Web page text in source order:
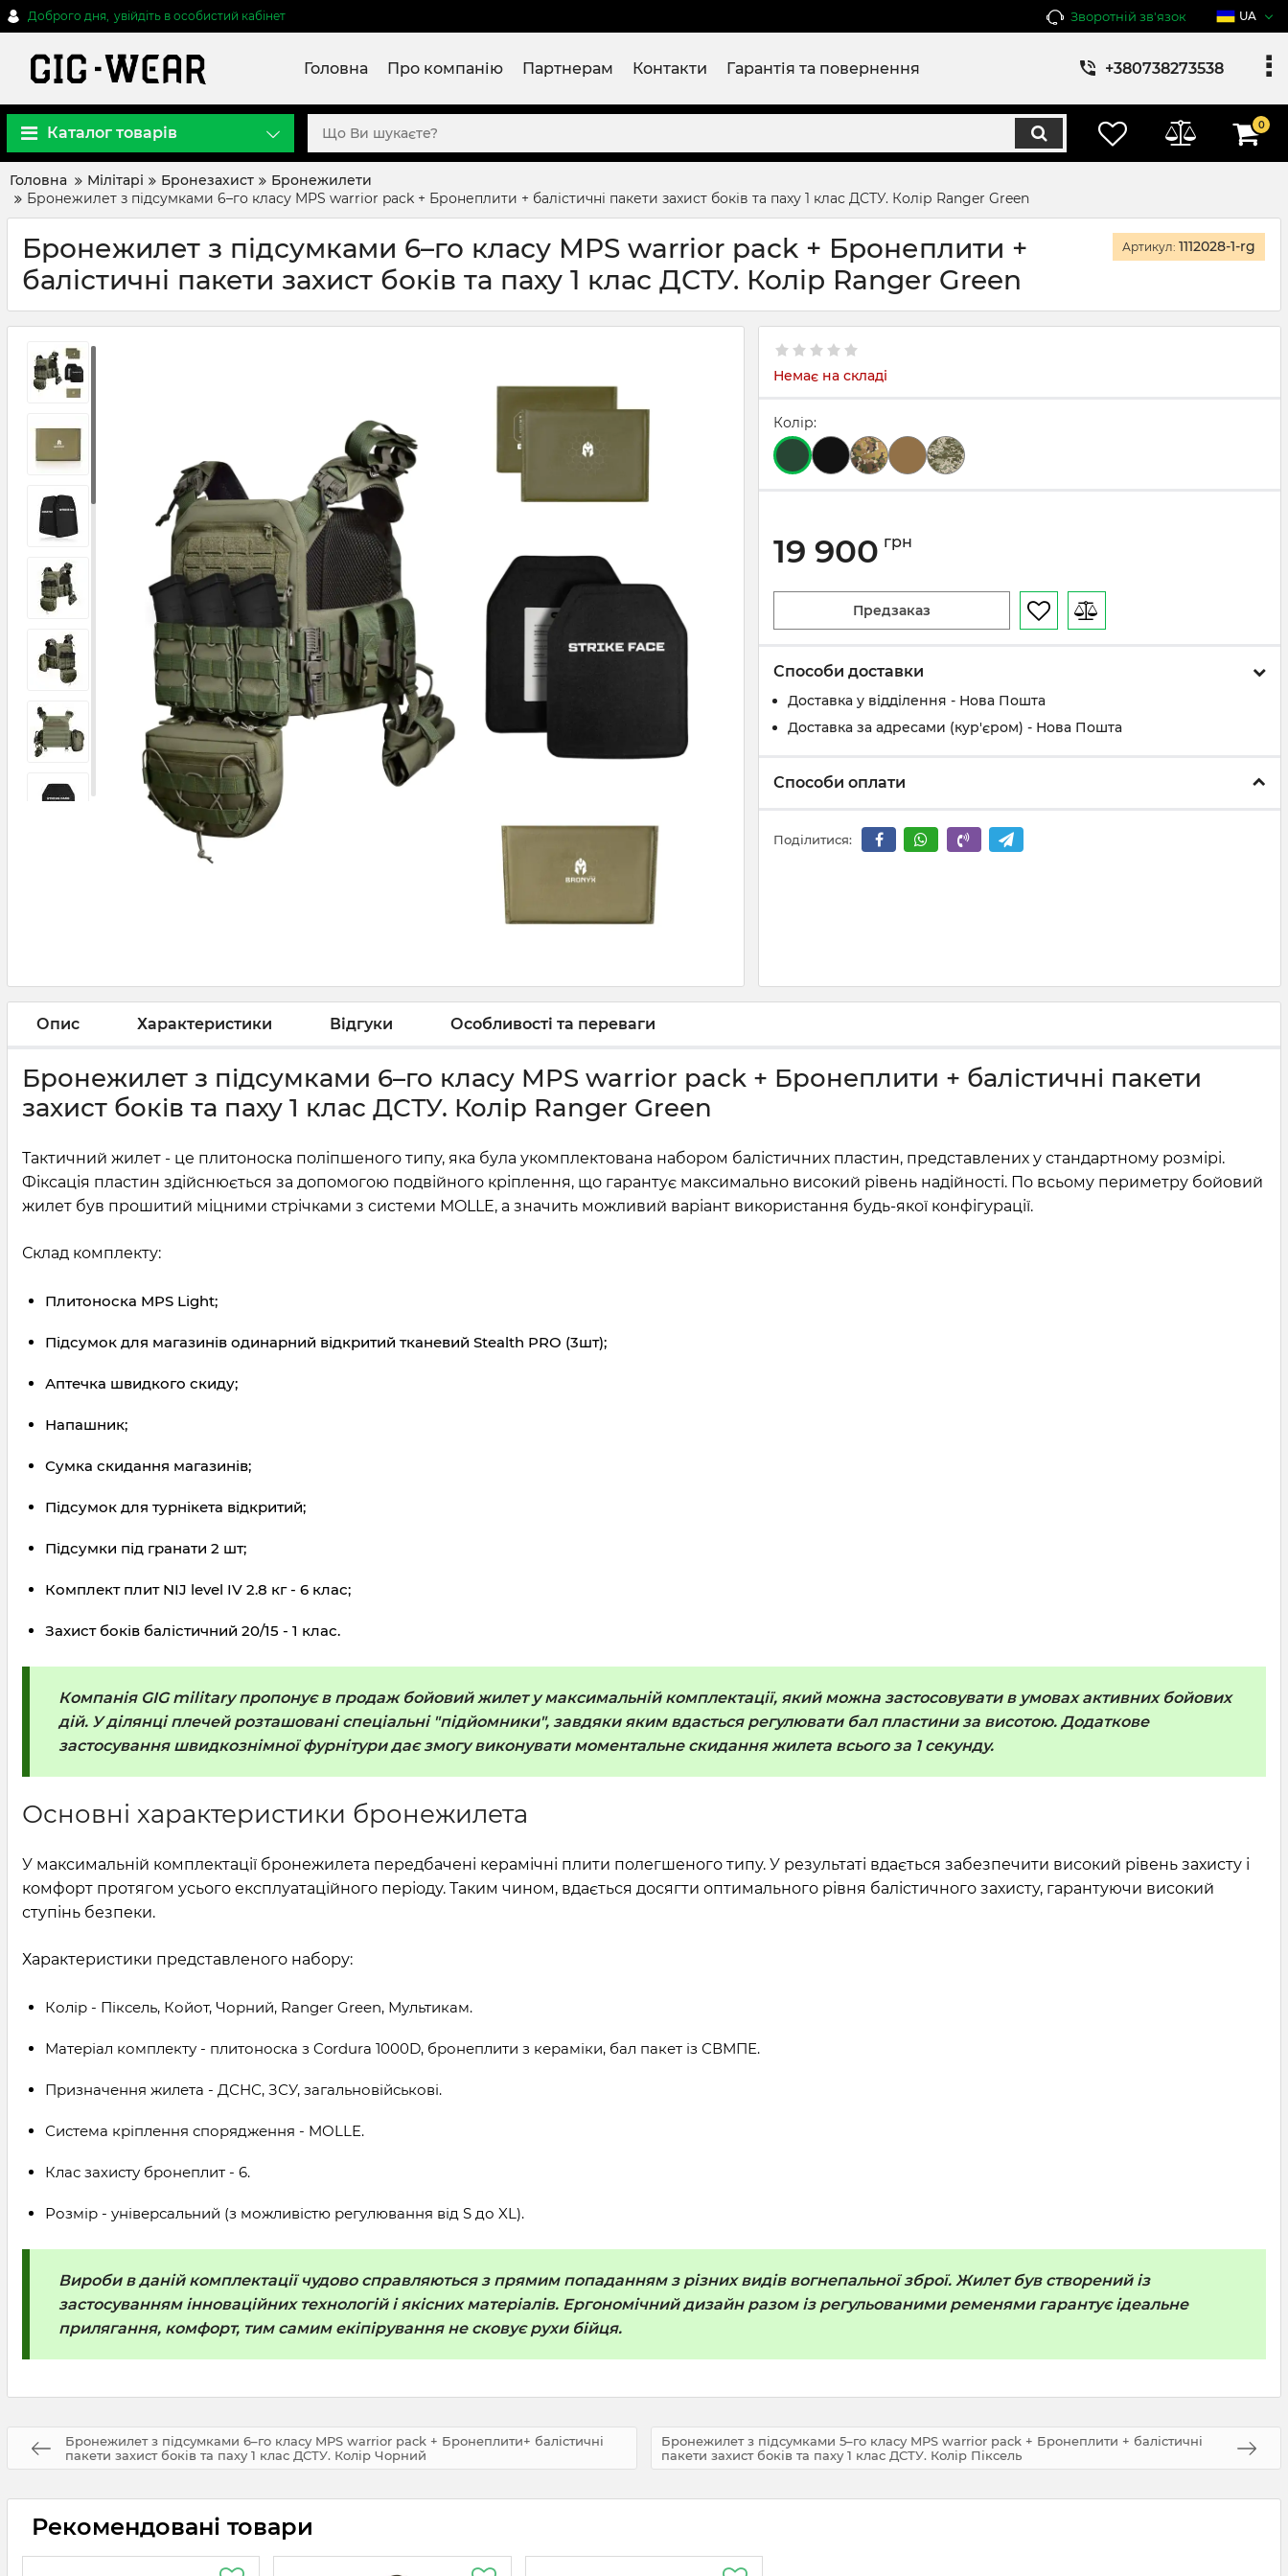
Доброго дня, увійдіть в особистий кабінет Зворотній зв'язок UA
Головна Про компанію Партнерам Контакти Гарантія та повернення +380738273538
Каталог товарів 0
Головна Мілітарі Бронезахист
Бронежилети
Бронежилет з підсумками 6–го класу MPS warrior pack + Бронеплити + балістичні пакети захист боків та паху 1 клас ДСТУ. Колір Ranger Green
Бронежилет з підсумками 6–го класу MPS warrior pack + Бронеплити +
балістичні пакети захист боків та паху 1 клас ДСТУ. Колір Ranger Green
Артикул: 1112028-1-rg
Немає на складі
Колір:
19 900 грн
Предзаказ
Способи доставки
Доставка у відділення - Нова Пошта
Доставка за адресами (кур'єром) - Нова Пошта
Способи оплати
Поділитися:
Опис Характеристики Відгуки Особливості та переваги
Бронежилет з підсумками 6–го класу MPS warrior pack + Бронеплити + балістичні пакети
захист боків та паху 1 клас ДСТУ. Колір Ranger Green
Тактичний жилет - це плитоноска поліпшеного типу, яка була укомплектована набором балістичних пластин, представлених у стандартному розмірі.
Фіксація пластин здійснюється за допомогою подвійного кріплення, що гарантує максимально високий рівень надійності. По всьому периметру бойовий
жилет був прошитий міцними стрічками з системи MOLLE, а значить можливий варіант використання будь-якої конфігурації.
Склад комплекту:
Плитоноска MPS Light;
Підсумок для магазинів одинарний відкритий тканевий Stealth PRO (3шт);
Аптечка швидкого скиду;
Напашник;
Сумка скидання магазинів;
Підсумок для турнікета відкритий;
Підсумки під гранати 2 шт;
Комплект плит NIJ level IV 2.8 кг - 6 клас;
Захист боків балістичний 20/15 - 1 клас.
Компанія GIG military пропонує в продаж бойовий жилет у максимальній комплектації, який можна застосовувати в умовах активних бойових
дій. У ділянці плечей розташовані спеціальні "підйомники", завдяки яким вдасться регулювати бал пластини за висотою. Додаткове
застосування швидкознімної фурнітури дає змогу виконувати моментальне скидання жилета всього за 1 секунду.
Основні характеристики бронежилета
У максимальній комплектації бронежилета передбачені керамічні плити полегшеного типу. У результаті вдається забезпечити високий рівень захисту і
комфорт протягом усього експлуатаційного періоду. Таким чином, вдається досягти оптимального рівня балістичного захисту, гарантуючи високий
ступінь безпеки.
Характеристики представленого набору:
Колір - Піксель, Койот, Чорний, Ranger Green, Мультикам.
Матеріал комплекту - плитоноска з Cordura 1000D, бронеплити з кераміки, бал пакет із СВМПЕ.
Призначення жилета - ДСНС, ЗСУ, загальновійськові.
Система кріплення спорядження - MOLLE.
Клас захисту бронеплит - 6.
Розмір - універсальний (з можливістю регулювання від S до XL).
Вироби в даній комплектації чудово справляються з прямим попаданням з різних видів вогнепальної зброї. Жилет був створений із
застосуванням інноваційних технологій і якісних матеріалів. Ергономічний дизайн разом із регульованими ременями гарантує ідеальне
прилягання, комфорт, тим самим екіпірування не сковує рухи бійця.
Бронежилет з підсумками 6–го класу MPS warrior pack + Бронеплити+ балістичні
пакети захист боків та паху 1 клас ДСТУ. Колір Чорний
Бронежилет з підсумками 5–го класу MPS warrior pack + Бронеплити + балістичні
пакети захист боків та паху 1 клас ДСТУ. Колір Піксель
Рекомендовані товари